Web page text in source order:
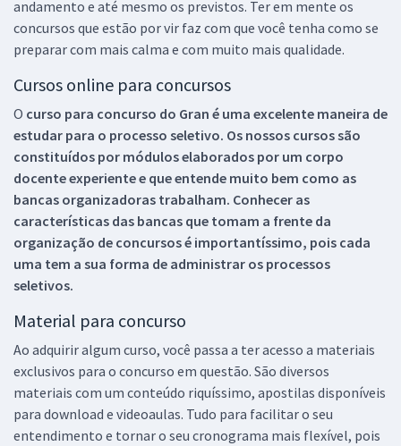
andamento e até mesmo os previstos. Ter em mente os
concursos que estão por vir faz com que você tenha como se
preparar com mais calma e com muito mais qualidade.
Cursos online para concursos
O curso para concurso do Gran é uma excelente maneira de
estudar para o processo seletivo. Os nossos cursos são
constituídos por módulos elaborados por um corpo
docente experiente e que entende muito bem como as
bancas organizadoras trabalham. Conhecer as
características das bancas que tomam a frente da
organização de concursos é importantíssimo, pois cada
uma tem a sua forma de administrar os processos
seletivos.
Material para concurso
Ao adquirir algum curso, você passa a ter acesso a materiais
exclusivos para o concurso em questão. São diversos
materiais com um conteúdo riquíssimo, apostilas disponíveis
para download e videoaulas. Tudo para facilitar o seu
entendimento e tornar o seu cronograma mais flexível, pois